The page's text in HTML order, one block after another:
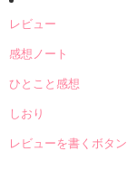
レビュー
感想ノート
ひとこと感想
しおり
レビューを書くボタン